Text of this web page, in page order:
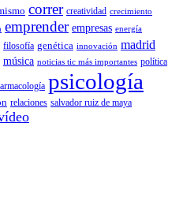
correr creatividad crecimiento
emprender empresas energía
filosofía genética innovación madrid
música noticias tic más importantes política
psicología
relaciones salvador ruiz de maya